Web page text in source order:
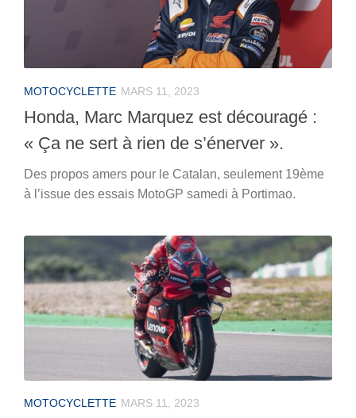
MOTOCYCLETTE MARS 11, 2023
Honda, Marc Marquez est découragé :
« Ça ne sert à rien de s’énerver ».
Des propos amers pour le Catalan, seulement 19ème
à l’issue des essais MotoGP samedi à Portimao.
MOTOCYCLETTE MARS 11, 2023